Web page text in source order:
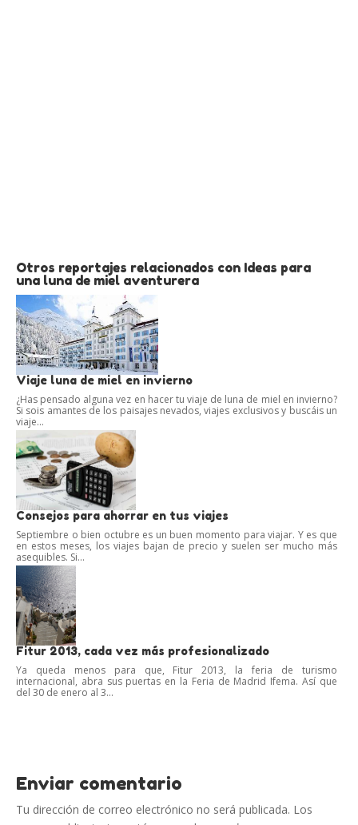
Otros reportajes relacionados con Ideas para
una luna de miel aventurera
Viaje luna de miel en invierno
¿Has pensado alguna vez en hacer tu viaje de luna de miel en invierno?
Si sois amantes de los paisajes nevados, viajes exclusivos y buscáis un
viaje...
Consejos para ahorrar en tus viajes
Septiembre o bien octubre es un buen momento para viajar. Y es que
en estos meses, los viajes bajan de precio y suelen ser mucho más
asequibles. Si...
Fitur 2013, cada vez más profesionalizado
Ya queda menos para que, Fitur 2013, la feria de turismo
internacional, abra sus puertas en la Feria de Madrid Ifema. Así que
del 30 de enero al 3...
Enviar comentario
Tu dirección de correo electrónico no será publicada. Los